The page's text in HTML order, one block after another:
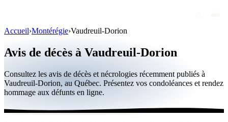
Personnalités publiques
Québec
Canada
International
Accueil›Montérégie›Vaudreuil-Dorion
Avis de décès à Vaudreuil-Dorion
Consultez les avis de décès et nécrologies récemment publiés à
Vaudreuil-Dorion, au Québec. Présentez vos condoléances et rendez
hommage aux défunts en ligne.